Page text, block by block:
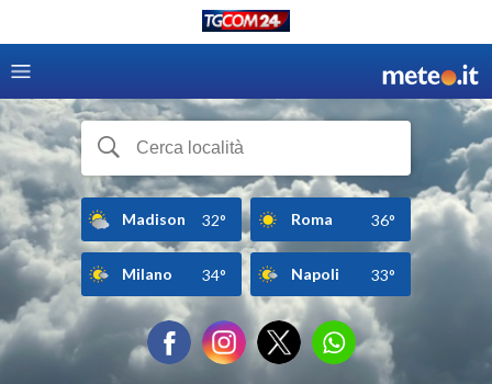
Madison 32° Roma 36°
Milano 34° Napoli 33°